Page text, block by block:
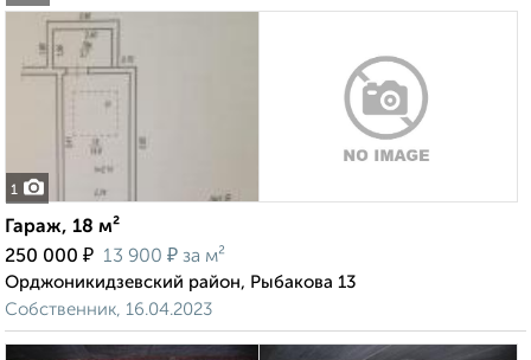
1
Гараж, 18 м²
250 000 ₽ 13 900 ₽ за м²
Орджоникидзевский район, Рыбакова 13
Собственник, 16.04.2023